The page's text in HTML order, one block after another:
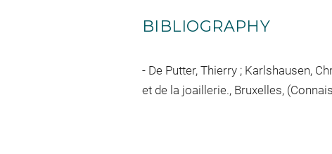
BIBLIOGRAPHY
De Putter, Thierry ; Karlshausen,
et de la joaillerie., Bruxelles,